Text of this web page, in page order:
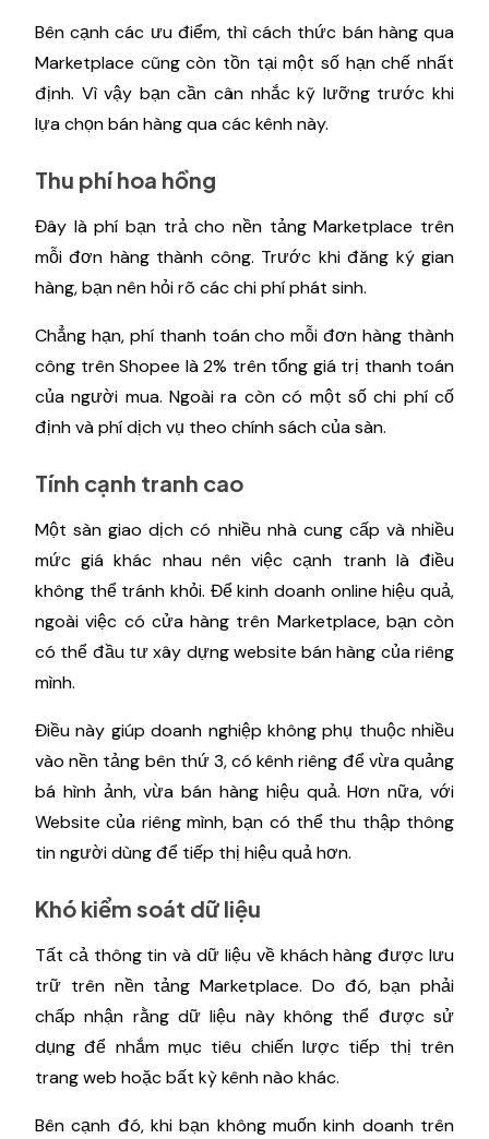
Bên cạnh các ưu điểm, thì cách thức bán hàng qua
Marketplace cũng còn tồn tại một số hạn chế nhất
định. Vì vậy bạn cần cân nhắc kỹ lưỡng trước khi
lựa chọn bán hàng qua các kênh này.
Thu phí hoa hồng
Đây là phí bạn trả cho nền tảng Marketplace trên
mỗi đơn hàng thành công. Trước khi đăng ký gian
hàng, bạn nên hỏi rõ các chi phí phát sinh.
Chẳng hạn, phí thanh toán cho mỗi đơn hàng thành
công trên Shopee là 2% trên tổng giá trị thanh toán
của người mua. Ngoài ra còn có một số chi phí cố
định và phí dịch vụ theo chính sách của sàn.
Tính cạnh tranh cao
Một sàn giao dịch có nhiều nhà cung cấp và nhiều
mức giá khác nhau nên việc cạnh tranh là điều
không thể tránh khỏi. Để kinh doanh online hiệu quả,
ngoài việc có cửa hàng trên Marketplace, bạn còn
có thể đầu tư xây dựng website bán hàng của riêng
mình.
Điều này giúp doanh nghiệp không phụ thuộc nhiều
vào nền tảng bên thứ 3, có kênh riêng để vừa quảng
bá hình ảnh, vừa bán hàng hiệu quả. Hơn nữa, với
Website của riêng mình, bạn có thể thu thập thông
tin người dùng để tiếp thị hiệu quả hơn.
Khó kiểm soát dữ liệu
Tất cả thông tin và dữ liệu về khách hàng được lưu
trữ trên nền tảng Marketplace. Do đó, bạn phải
chấp nhận rằng dữ liệu này không thể được sử
dụng để nhắm mục tiêu chiến lược tiếp thị trên
trang web hoặc bất kỳ kênh nào khác.
Bên cạnh đó, khi bạn không muốn kinh doanh trên